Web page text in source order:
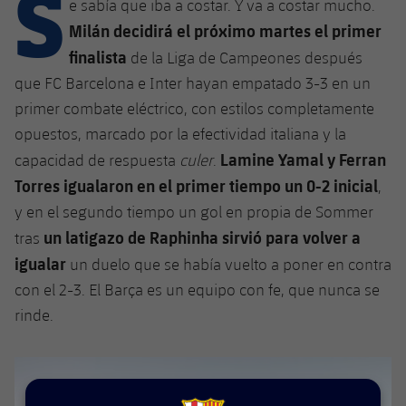
plusicon
más
Instalaciones
Spotify Camp Nou
Palau Blaugrana
plusicon
más
SUB13
SUB12
SUB11 B
SUB10 A
SUB10 B
SUB13 B
SUB12 C
SUB11 C
Entradas
Gameday Shows
Resultados
Clasificación
Jugadores
Fotos
Base
Barça Atlètic
Junior
Cadete A
Cadete B
Infantil A
Infantil B
Campus Verano
Primer Equipo
plusicon
más
Actualidad
Calendario
Entradas
Resultados
Jugadores
Barça Atlètic
plusicon
más
Actualidad
Calendario
Resultados
Jugadores
Base
plusicon
más
Actualidad
Juvenil
PLUSICON
MÁS
Primer equipo
e sabía que iba a costar. Y va a costar mucho.
Milán decidirá el próximo martes el primer
finalista de la Liga de Campeones después
que FC Barcelona e Inter hayan empatado 3-3 en un
primer combate eléctrico, con estilos completamente
opuestos, marcado por la efectividad italiana y la
capacidad de respuesta culer. Lamine Yamal y Ferran
Torres igualaron en el primer tiempo un 0-2 inicial,
y en el segundo tiempo un gol en propia de Sommer
tras un latigazo de Raphinha sirvió para volver a
igualar un duelo que se había vuelto a poner en contra
con el 2-3. El Barça es un equipo con fe, que nunca se
rinde.